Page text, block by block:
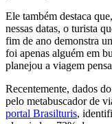
Ele também destaca
nessas datas, o turista
fim de ano demonstra
foi apenas alguém em
planejou a viagem
Recentemente, dados
pelo metabuscador de
portal Brasilturis,